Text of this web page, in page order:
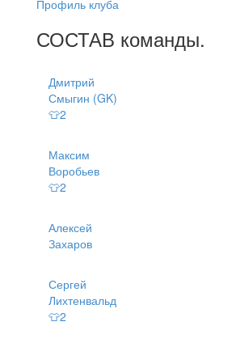
Профиль клуба
СОСТАВ команды.
Дмитрий
Смыгин (GK)
👕2
Максим
Воробьев
👕2
Алексей
Захаров
Сергей
Лихтенвальд
👕2